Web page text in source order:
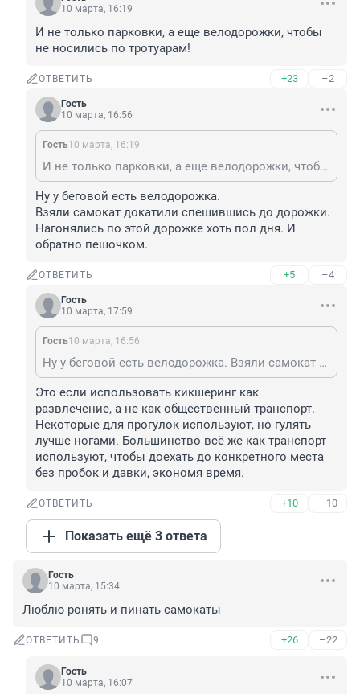
10 марта, 16:19
И не только парковки, а еще велодорожки, чтобы
не носились по тротуарам!
ОТВЕТИТЬ +23 –2
Гость
10 марта, 16:56
Гость10 марта, 16:19
И не только парковки, а еще велодорожки, чтобы не носились по тротуарам!
Ну у беговой есть велодорожка.
Взяли самокат докатили спешившись до дорожки.
Нагонялись по этой дорожке хоть пол дня. И
обратно пешочком.
ОТВЕТИТЬ +5 –4
Гость
10 марта, 17:59
Гость10 марта, 16:56
Ну у беговой есть велодорожка. Взяли самокат докатили спешившись до дорожки. Нагонялись по этой дорожке хоть пол дня. И обратно пешочком.
Это если использовать кикшеринг как
развлечение, а не как общественный транспорт.
Некоторые для прогулок используют, но гулять
лучше ногами. Большинство всё же как транспорт
используют, чтобы доехать до конкретного места
без пробок и давки, экономя время.
ОТВЕТИТЬ +10 –10
Показать ещё 3 ответа
Гость
10 марта, 15:34
Люблю ронять и пинать самокаты
ОТВЕТИТЬ 9 +26 –22
Гость
10 марта, 16:07